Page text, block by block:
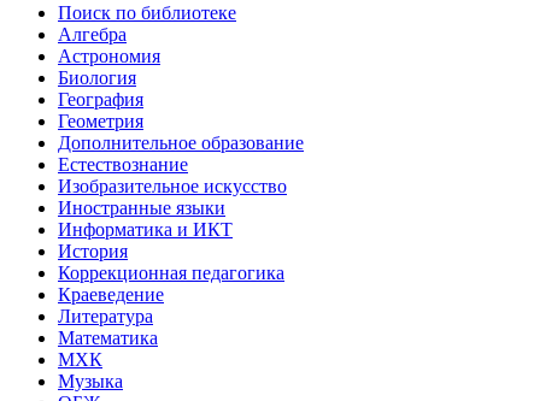
Поиск по библиотеке
Алгебра
Астрономия
Биология
География
Геометрия
Дополнительное образование
Естествознание
Изобразительное искусство
Иностранные языки
Информатика и ИКТ
История
Коррекционная педагогика
Краеведение
Литература
Математика
МХК
Музыка